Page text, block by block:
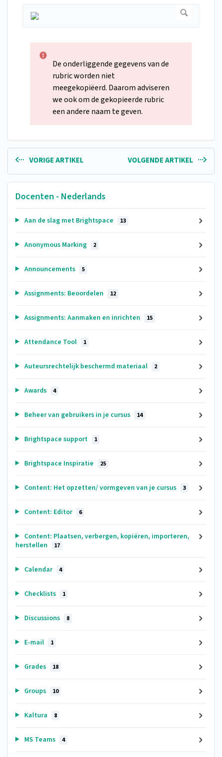
De onderliggende gegevens van de
rubric worden niet
meegekopiëerd. Daarom adviseren
we ook om de gekopieerde rubric
een andere naam te geven.
VORIGE ARTIKEL VOLGENDE ARTIKEL
Docenten - Nederlands
Aan de slag met Brightspace 13
Anonymous Marking 2
Announcements 5
Assignments: Beoordelen 12
Assignments: Aanmaken en inrichten 15
Attendance Tool 1
Auteursrechtelijk beschermd materiaal 2
Awards 4
Beheer van gebruikers in je cursus 14
Brightspace support 1
Brightspace Inspiratie 25
Content: Het opzetten/ vormgeven van je cursus 3
Content: Editor 6
Content: Plaatsen, verbergen, kopiëren, importeren,
herstellen
17
Calendar 4
Checklists 1
Discussions 8
E-mail 1
Grades 18
Groups 10
Kaltura 8
MS Teams 4